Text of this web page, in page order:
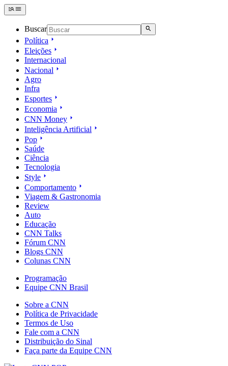
Buscar
Política
Eleições
Internacional
Nacional
Agro
Infra
Esportes
Economia
CNN Money
Inteligência Artificial
Pop
Saúde
Ciência
Tecnologia
Style
Comportamento
Viagem & Gastronomia
Review
Auto
Educação
CNN Talks
Fórum CNN
Blogs CNN
Colunas CNN
Programação
Equipe CNN Brasil
Sobre a CNN
Política de Privacidade
Termos de Uso
Fale com a CNN
Distribuição do Sinal
Faça parte da Equipe CNN